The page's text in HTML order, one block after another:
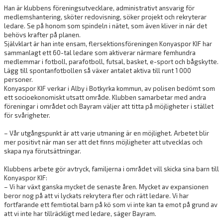
Han är klubbens föreningsutvecklare, administrativt ansvarig för
medlemshantering, sköter redovisning, söker projekt och rekryterar
ledare. Se på honom som spindeln i nätet, som även kliver in när det
behövs krafter på planen.
Självklart är han inte ensam, flersektionsföreningen Konyaspor KIF har
sammanlagt ett 60-tal ledare som aktiverar närmare femhundra
medlemmar i fotboll, parafotboll, futsal, basket, e-sport och bågskytte.
Lägg till spontanfotbollen så växer antalet aktiva till runt 1 000
personer.
Konyaspor KIF verkar i Alby i Botkyrka kommun, av polisen bedömt som
ett socioekonomiskt utsatt område. Klubben samarbetar med andra
föreningar i området och Bayram väljer att titta på möjligheter i stället
för svårigheter.
– Vår utgångspunkt är att varje utmaning är en möjlighet. Arbetet blir
mer positivt när man ser att det finns möjligheter att utvecklas och
skapa nya förutsättningar.
Klubbens arbete gör avtryck, familjerna i området vill skicka sina barn till
Konyaspor KIF:
– Vi har växt ganska mycket de senaste åren. Mycket av expansionen
beror nog på att vi lyckats rekrytera fler och rätt ledare. Vi har
fortfarande ett femtiotal barn på kö som vi inte kan ta emot på grund av
att vi inte har tillräckligt med ledare, säger Bayram.